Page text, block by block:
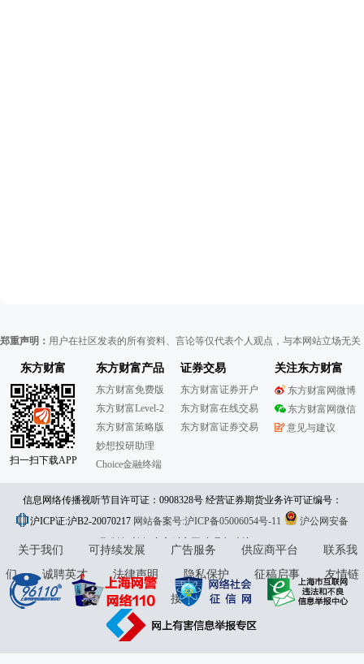
郑重声明： 用户在社区发表的所有资料、言论等仅代表个人观点，与本网站立场无
东方财富
扫一扫下载APP
东方财富产品
东方财富免费版
东方财富Level-2
东方财富策略版
妙想投研助理
Choice金融终端
证券交易
东方财富证券开户
东方财富在线交易
东方财富证券交易
关注东方财富
东方财富网微博
东方财富网微信
意见与建议
信息网络传播视听节目许可证：0908328号 经营证券期货业务许可证编号：
913101046312860336 违法和不良信息举报:021-61278686 举报邮箱：
jubao@eastmoney.com
沪ICP证:沪B2-20070217 网站备案号:沪ICP备05006054号-11
沪公网安备
31010402000120号版权所有:东方财富网意见与建议:4000300059/952500
关于我们 可持续发展 广告服务 供应商平台
联系我
们
诚聘英才 法律声明 隐私保护 征稿启事
友情链
接